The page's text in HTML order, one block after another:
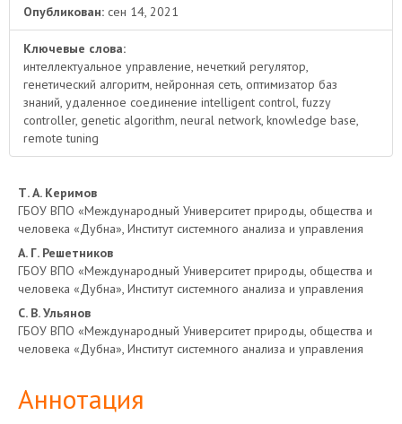
Опубликован: сен 14, 2021
Ключевые слова:
интеллектуальное управление, нечеткий регулятор,
генетический алгоритм, нейронная сеть, оптимизатор баз
знаний, удаленное соединение intelligent control, fuzzy
controller, genetic algorithm, neural network, knowledge base,
remote tuning
Основное
содержимое
статьи
Т. А. Керимов
ГБОУ ВПО «Международный Университет природы, общества и
человека «Дубна», Институт системного анализа и управления
А. Г. Решетников
ГБОУ ВПО «Международный Университет природы, общества и
человека «Дубна», Институт системного анализа и управления
С. В. Ульянов
ГБОУ ВПО «Международный Университет природы, общества и
человека «Дубна», Институт системного анализа и управления
Аннотация